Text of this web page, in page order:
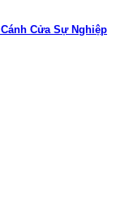
Cửa Sự Nghiệp